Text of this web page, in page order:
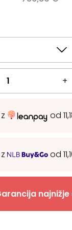
+
od
od
najnižje